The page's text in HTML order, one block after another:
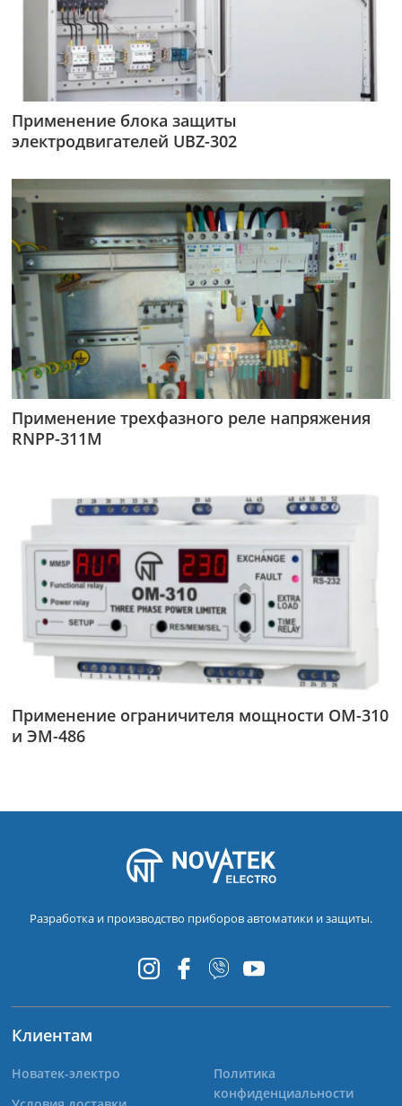
Применение блока защиты
электродвигателей UBZ-302
Применение трехфазного реле напряжения
RNPP-311М
Применение ограничителя мощности ОМ-310
и ЭМ-486
Разработка и производство приборов автоматики и защиты.
Клиентам
Новатек-электро
Политика
конфиденциальности